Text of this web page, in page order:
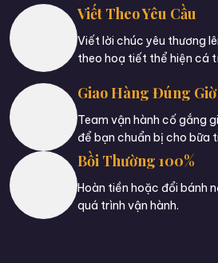
Viết Theo Yêu Cầu
Viết lời chúc yêu thương
theo hoạ tiết thể hiện cá
Giao Hàng Đúng Giờ
Team vận hành cố gắng
để bạn chuẩn bị cho bữa
Bồi Thường 100%
Hoàn tiền hoặc đổi bánh
quá trình vận hành.